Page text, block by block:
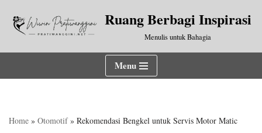
Lompat
Ruang Berbagi Inspirasi
Menulis untuk Bahagia
Menu
Home » Otomotif» Rekomendasi Bengkel untuk Servis Motor Matic